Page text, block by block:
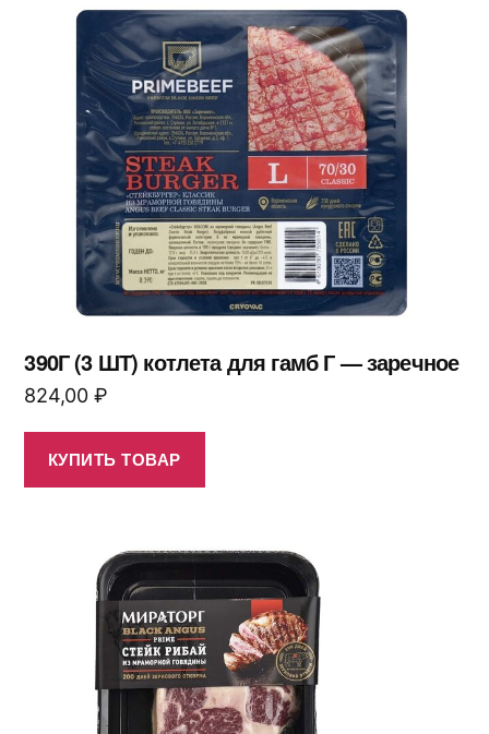
390Г (3 ШТ) котлета для гамб Г — заречное
824,00 ₽
КУПИТЬ ТОВАР